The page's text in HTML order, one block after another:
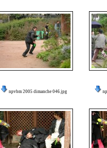
npvbm 2005 dimanche 046.jpg